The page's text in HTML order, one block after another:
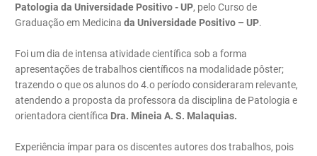
Patologia da Universidade Positivo - UP, pelo Curso de
Graduação em MedicinadaUniversidade Positivo – UP.
Foi um dia de intensa atividade científica sob a forma
apresentações de trabalhos científicos na modalidade pôster;
trazendo o que os alunos do 4.o período consideraram relevante,
atendendo a proposta da professora da disciplina de Patologia e
orientadora científica Dra. Mineia A. S. Malaquias.
Experiência ímpar para os discentes autores dos trabalhos, pois